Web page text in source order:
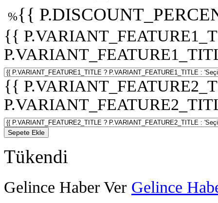
%{{
{{
{{
Sepete Ekle
Tükendi
Gelince Haber Ver Gelince